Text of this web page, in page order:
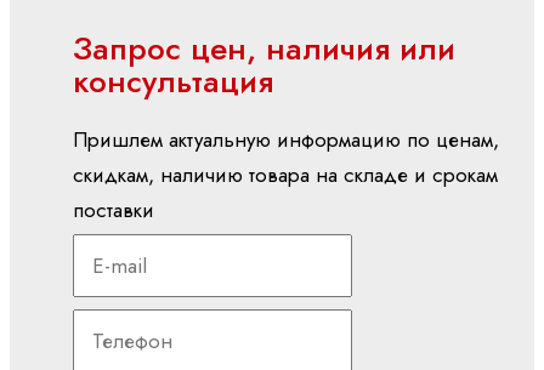
HMI
ctrlX
ctrlX
IPC
ctrlX
PLC
Показать
Запрос цен, наличия или
консультация
Пришлем актуальную информацию по ценам,
скидкам, наличию товара на складе и срокам
поставки